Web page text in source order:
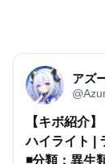
アズ
【キボ紹介】
ハイライト |
◾️分類：異生